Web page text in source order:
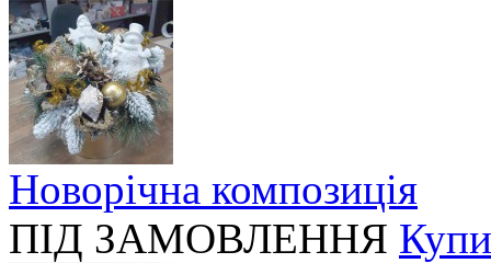
Новорічна композиція
ПІД ЗАМОВЛЕННЯ